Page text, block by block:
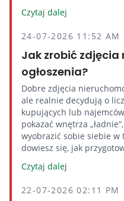
Czytaj dalej
24-07-2026 11:52 AM
Jak zrobić
ogłoszenia?
Dobre zdjęcia
ale realnie decydują o
kupujących lub
pokazać wnętrza
wyobrazić sobie siebie
dowiesz się, jak
Czytaj dalej
22-07-2026 02:11 PM